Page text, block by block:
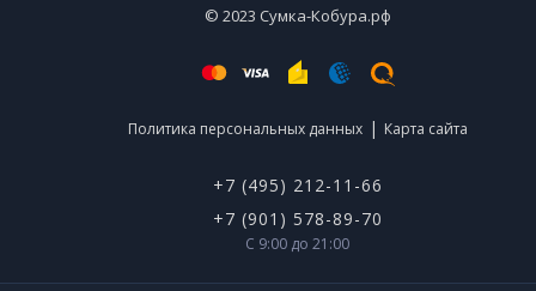
© 2023 Сумка-Кобура.рф
Политика персональных данных | Карта сайта
+7 (495) 212-11-66
+7 (901) 578-89-70
С 9:00 до 21:00